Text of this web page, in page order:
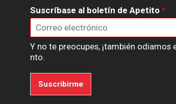
Suscríbase al boletín de Apetito *
Y no te preocupes, ¡también
nto.
Suscribirme